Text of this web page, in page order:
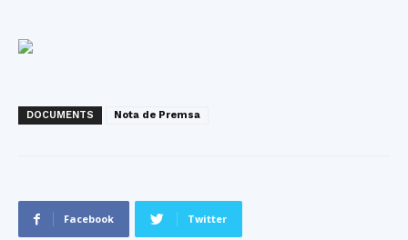
DOCUMENTS Nota de Premsa
Facebook Twitter